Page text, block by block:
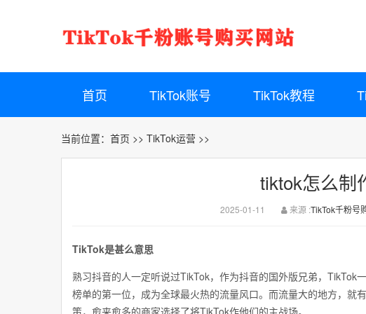
首页 TikTok账号 TikTok教程
当前位置： 首页 >> TikTok运营 >>
tiktok怎么制
2025-01-11 来源 :TikTok千粉号
TikTok是甚么意思
熟习抖音的人一定听说过TikTok，作为抖音的国外版兄弟，TikTok
榜单的第一位，成为全球最火热的流量风口。而流量大的地方，就
策，愈来愈多的商家选择了将TikTok作他们的主战场。